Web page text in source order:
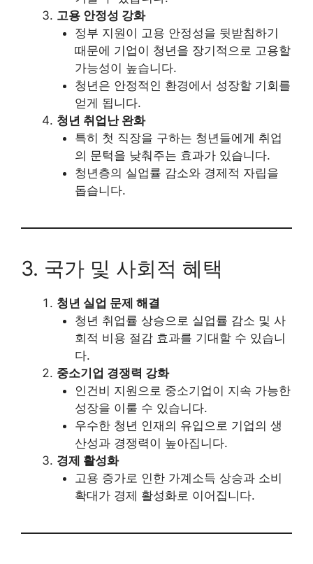
고용 안정성 강화
정부 지원이 고용 안정성을 뒷받침하기
때문에 기업이 청년을 장기적으로 고용할
가능성이 높습니다.
청년은 안정적인 환경에서 성장할 기회를
얻게 됩니다.
청년 취업난 완화
특히 첫 직장을 구하는 청년들에게 취업
의 문턱을 낮춰주는 효과가 있습니다.
청년층의 실업률 감소와 경제적 자립을
돕습니다.
3. 국가 및 사회적 혜택
청년 실업 문제 해결
청년 취업률 상승으로 실업률 감소 및 사
회적 비용 절감 효과를 기대할 수 있습니
다.
중소기업 경쟁력 강화
인건비 지원으로 중소기업이 지속 가능한
성장을 이룰 수 있습니다.
우수한 청년 인재의 유입으로 기업의 생
산성과 경쟁력이 높아집니다.
경제 활성화
고용 증가로 인한 가계소득 상승과 소비
확대가 경제 활성화로 이어집니다.